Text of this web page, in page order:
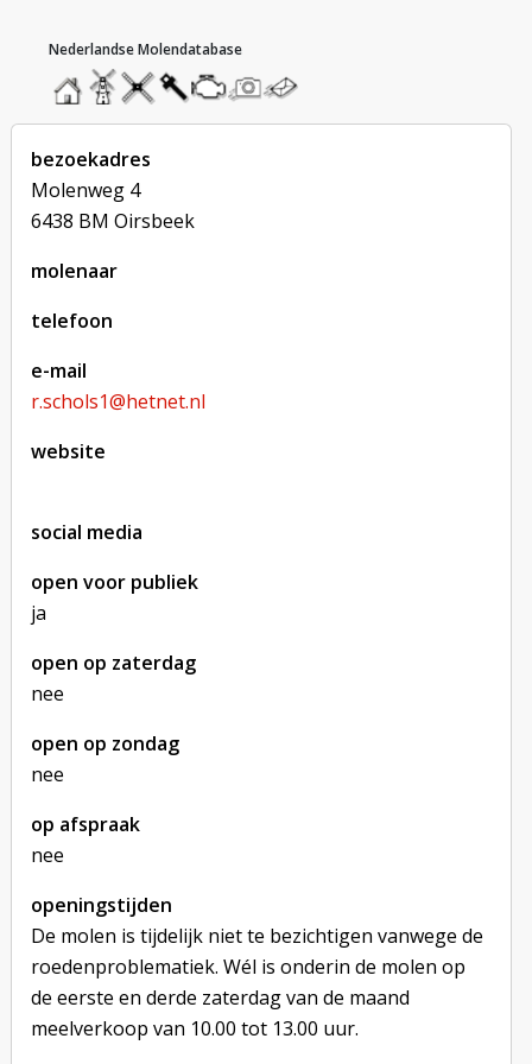
homemolendatabase
roedendatabase
assendatabase
motorendatabase
stuur
een
foto
stuur
een
bericht
bezoekadres
Molenweg 4
6438 BM Oirsbeek
molenaar
telefoon
e-mail
r.schols1@hetnet.nl
website
social media
open voor publiek
ja
open op zaterdag
nee
open op zondag
nee
op afspraak
nee
openingstijden
De molen is tijdelijk niet te bezichtigen vanwege de
roedenproblematiek. Wél is onderin de molen op
de eerste en derde zaterdag van de maand
meelverkoop van 10.00 tot 13.00 uur.